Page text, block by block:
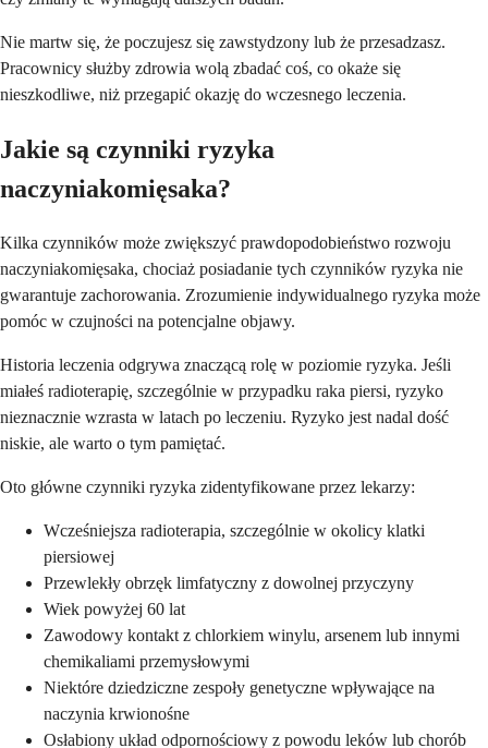
Nie martw się, że poczujesz się zawstydzony lub że przesadzasz.
Pracownicy służby zdrowia wolą zbadać coś, co okaże się
nieszkodliwe, niż przegapić okazję do wczesnego leczenia.
Jakie są czynniki ryzyka
naczyniakomięsaka?
Kilka czynników może zwiększyć prawdopodobieństwo rozwoju
naczyniakomięsaka, chociaż posiadanie tych czynników ryzyka nie
gwarantuje zachorowania. Zrozumienie indywidualnego ryzyka może
pomóc w czujności na potencjalne objawy.
Historia leczenia odgrywa znaczącą rolę w poziomie ryzyka. Jeśli
miałeś radioterapię, szczególnie w przypadku raka piersi, ryzyko
nieznacznie wzrasta w latach po leczeniu. Ryzyko jest nadal dość
niskie, ale warto o tym pamiętać.
Oto główne czynniki ryzyka zidentyfikowane przez lekarzy:
Wcześniejsza radioterapia, szczególnie w okolicy klatki
piersiowej
Przewlekły obrzęk limfatyczny z dowolnej przyczyny
Wiek powyżej 60 lat
Zawodowy kontakt z chlorkiem winylu, arsenem lub innymi
chemikaliami przemysłowymi
Niektóre dziedziczne zespoły genetyczne wpływające na
naczynia krwionośne
Osłabiony układ odpornościowy z powodu leków lub chorób